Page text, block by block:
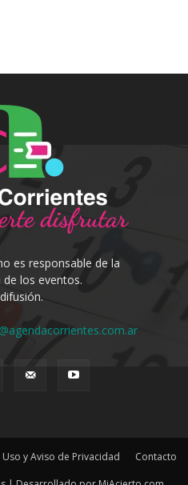
es responsable de la
los eventos.
y Aviso de Privacidad
Contacto